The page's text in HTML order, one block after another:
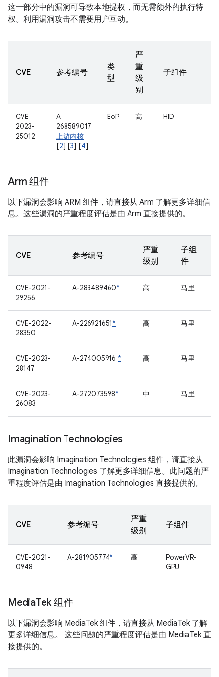
这一部分中的漏洞可导致本地提权，而无需额外的执行特
权。利用漏洞攻击不需要用户互动。
CVE 参考编号
类
型
严
重
级
别
子组件
CVE-
2023-
25012
A-
268589017
上游内核
[2] [3] [4]
EoP 高 HID
Arm 组件
以下漏洞会影响 ARM 组件，请直接从 Arm 了解更多详细信
息。这些漏洞的严重程度评估是由 Arm 直接提供的。
CVE 参考编号
严重
级别
子组
件
CVE-2021-
29256
A-283489460* 高 马里
CVE-2022-
28350
A-226921651* 高 马里
CVE-2023-
28147
A-274005916 * 高 马里
CVE-2023-
26083
A-272073598* 中 马里
Imagination Technologies
此漏洞会影响 Imagination Technologies 组件，请直接从
Imagination Technologies 了解更多详细信息。此问题的严
重程度评估是由 Imagination Technologies 直接提供的。
CVE 参考编号
严重
级别
子组件
CVE-2021-
0948
A-281905774* 高
PowerVR-
GPU
MediaTek 组件
以下漏洞会影响 MediaTek 组件，请直接从 MediaTek 了解
更多详细信息。 这些问题的严重程度评估是由 MediaTek 直
接提供的。